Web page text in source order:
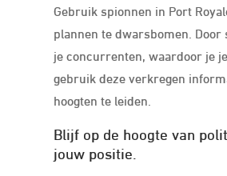
Gebruik spionnen in Port
plannen te dwarsbomen.
je concurrenten, waardoor je
gebruik deze verkregen
hoogten te leiden.
Blijf op de hoogte van
jouw positie.